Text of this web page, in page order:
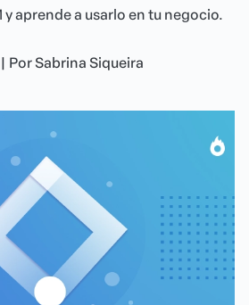
y aprende a usarlo en tu negocio.
| Por Sabrina Siqueira